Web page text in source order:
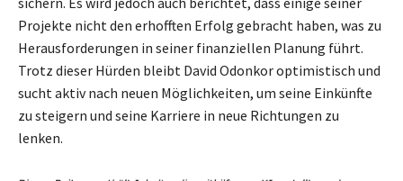
Projekte nicht den erhofften Erfolg gebracht haben, was zu
Herausforderungen in seiner finanziellen Planung führt.
Trotz dieser Hürden bleibt David Odonkor optimistisch und
sucht aktiv nach neuen Möglichkeiten, um seine Einkünfte
zu steigern und seine Karriere in neue Richtungen zu
lenken.